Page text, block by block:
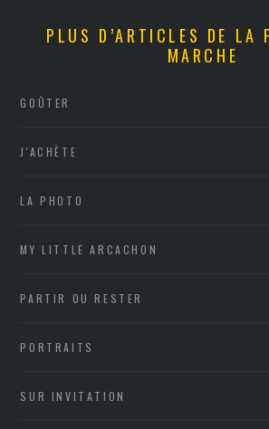
PLUS D’ARTICLES DE LA
MARCHE
GOÛTER
J'ACHÈTE
LA PHOTO
MY LITTLE ARCACHON
PARTIR OU RESTER
PORTRAITS
SUR INVITATION